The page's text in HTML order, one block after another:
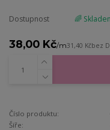
Dostupnost 🌈
38,00 Kč/m31,40 Kčbez
Číslo produktu:
Šíře: